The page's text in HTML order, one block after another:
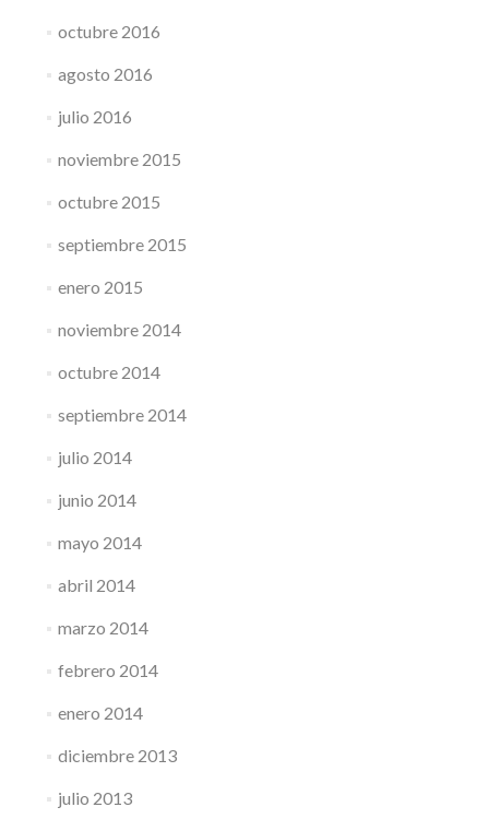
octubre 2016
agosto 2016
julio 2016
noviembre 2015
octubre 2015
septiembre 2015
enero 2015
noviembre 2014
octubre 2014
septiembre 2014
julio 2014
junio 2014
mayo 2014
abril 2014
marzo 2014
febrero 2014
enero 2014
diciembre 2013
julio 2013